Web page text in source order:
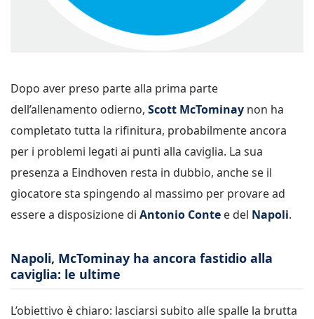
Dopo aver preso parte alla prima parte
dell’allenamento odierno, Scott McTominay non ha
completato tutta la rifinitura, probabilmente ancora
per i problemi legati ai punti alla caviglia. La sua
presenza a Eindhoven resta in dubbio, anche se il
giocatore sta spingendo al massimo per provare ad
essere a disposizione di Antonio Conte e del Napoli.
Napoli, McTominay ha ancora fastidio alla
caviglia: le ultime
L’obiettivo è chiaro: lasciarsi subito alle spalle la brutta